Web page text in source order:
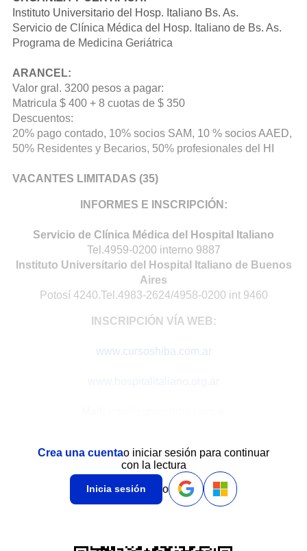
Instituto Universitario del Hosp. Italiano Bs. As.
Servicio de Clínica Médica del Hosp. Italiano de Bs. As.
Programa de Medicina Geriátrica
ARANCEL:
Valor gral. 3200 pesos a pagar:
Matricula $ 400 + 8 cuotas de $ 350
Descuentos:
20% pago contado, 10% socios SAM, 10 % socios AAED,
50% Residentes y Becarios, 50% profesionales del HI
VACANTES LIMITADAS (35)
INFORMES E INSCRIPCIÓN:
Servicio de Clínica Médica del Hospital Italiano
Tel.4959-0200 interno 9887
Instituto Universitario del Hospital Italiano de Buenos
Aires
Potosí 4240.Tel.4983-2624/4958-0200 int 9460
INSCRIPCIÓN VÍA WEB:
www.cursoshiba.com.ar
Crea una cuentao iniciar sesión para continuar
con la lectura
Inicia sesión o